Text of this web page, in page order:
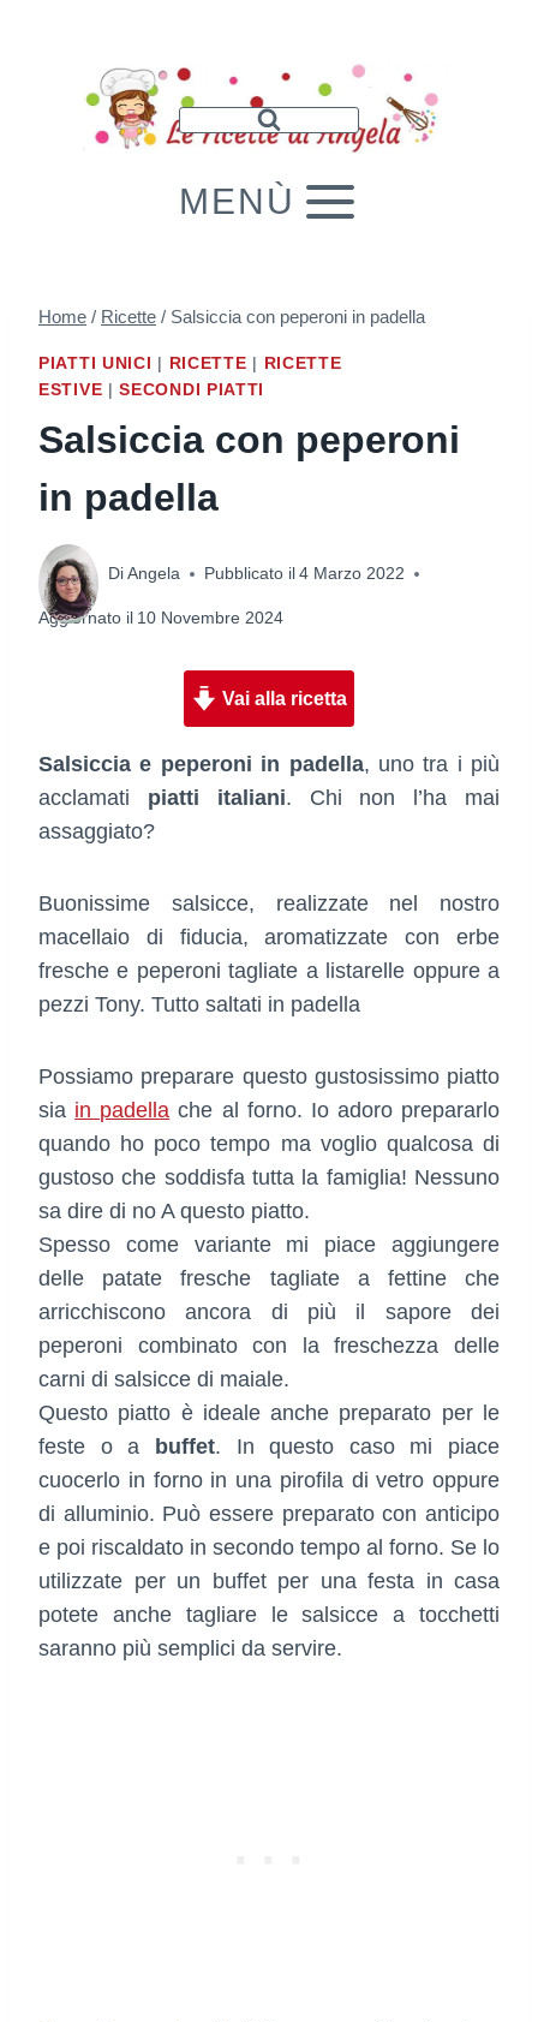
MENÙ
Home / Ricette / Salsiccia con peperoni in padella
PIATTI UNICI | RICETTE | RICETTE
ESTIVE |SECONDI PIATTI
Salsiccia con peperoni
in padella
DiAngela Pubblicato il 4 Marzo 2022
Aggiornato il 10 Novembre 2024
Vai alla ricetta
Salsiccia e peperoni in padella, uno tra i più
acclamati piatti italiani. Chi non l’ha mai
assaggiato?
Buonissime salsicce, realizzate nel nostro
macellaio di fiducia, aromatizzate con erbe
fresche e peperoni tagliate a listarelle oppure a
pezzi Tony. Tutto saltati in padella
Possiamo preparare questo gustosissimo piatto
sia in padella che al forno. Io adoro prepararlo
quando ho poco tempo ma voglio qualcosa di
gustoso che soddisfa tutta la famiglia! Nessuno
sa dire di no A questo piatto.
Spesso come variante mi piace aggiungere
delle patate fresche tagliate a fettine che
arricchiscono ancora di più il sapore dei
peperoni combinato con la freschezza delle
carni di salsicce di maiale.
Questo piatto è ideale anche preparato per le
feste o a buffet. In questo caso mi piace
cuocerlo in forno in una pirofila di vetro oppure
di alluminio. Può essere preparato con anticipo
e poi riscaldato in secondo tempo al forno. Se lo
utilizzate per un buffet per una festa in casa
potete anche tagliare le salsicce a tocchetti
saranno più semplici da servire.